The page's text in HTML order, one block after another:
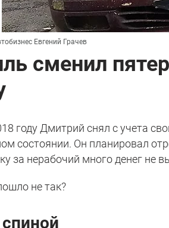
Евгений Грачев
сменил
году Дмитрий снял с учета
состоянии. Он планировал
за нерабочий много денег не
не так?